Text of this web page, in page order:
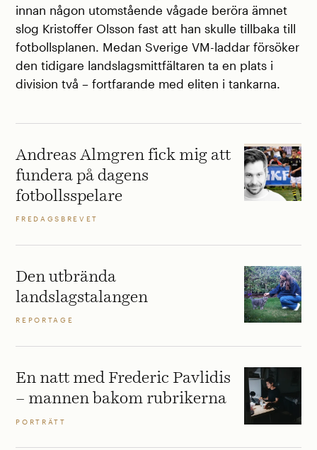
innan någon utomstående vågade beröra ämnet
slog Kristoffer Olsson fast att han skulle tillbaka till
fotbollsplanen. Medan Sverige VM-laddar försöker
den tidigare landslagsmittfältaren ta en plats i
division två – fortfarande med eliten i tankarna.
Andreas Almgren fick mig att
fundera på dagens
fotbollsspelare
FREDAGSBREVET
Den utbrända
landslagstalangen
REPORTAGE
En natt med Frederic Pavlidis
– mannen bakom rubrikerna
PORTRÄTT